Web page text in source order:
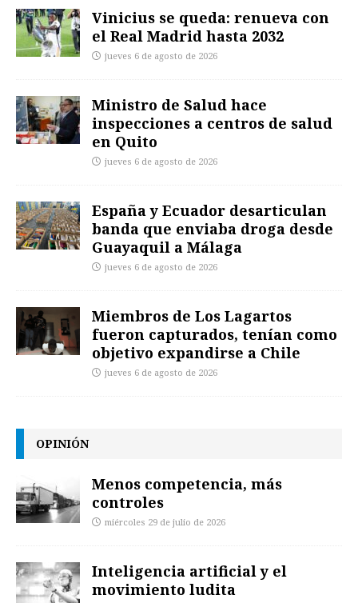
Vinicius se queda: renueva con
el Real Madrid hasta 2032
jueves 6 de agosto de 2026
Ministro de Salud hace
inspecciones a centros de salud
en Quito
jueves 6 de agosto de 2026
España y Ecuador desarticulan
banda que enviaba droga desde
Guayaquil a Málaga
jueves 6 de agosto de 2026
Miembros de Los Lagartos
fueron capturados, tenían como
objetivo expandirse a Chile
jueves 6 de agosto de 2026
OPINIÓN
Menos competencia, más
controles
miércoles 29 de julio de 2026
Inteligencia artificial y el
movimiento ludita